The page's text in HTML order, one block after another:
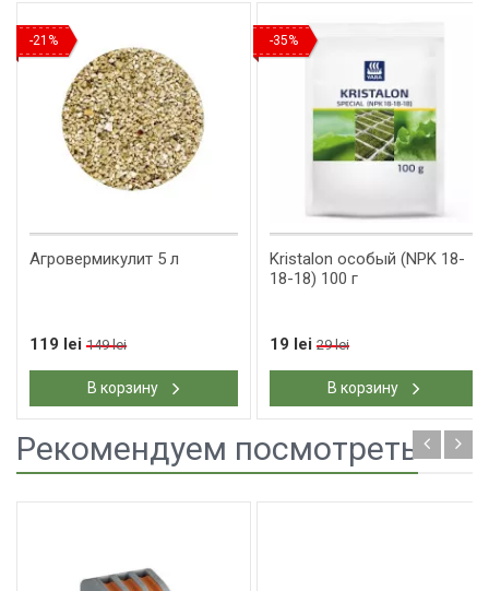
-21%
Агровермикулит 5 л
119 lei 149 lei
В корзину
-35%
Kristalon особый (NPK 18-
18-18) 100 г
19 lei 29 lei
В корзину
Рекомендуем посмотреть